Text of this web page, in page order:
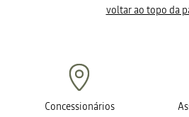
voltar ao topo da
Concessionários